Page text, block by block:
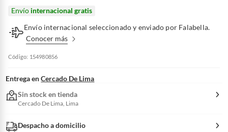
Envío internacional gratis
Envío internacional seleccionado y enviado por Falabella.
Conocer más
Código: 154980856
Entrega en Cercado De Lima
Sin stock en tienda
Cercado De Lima, Lima
Despacho a domicilio